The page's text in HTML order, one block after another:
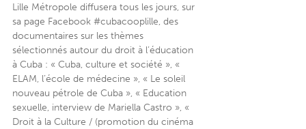
Lille Métropole diffusera tous les jours, sur
sa page Facebook #cubacooplille, des
documentaires sur les thèmes
sélectionnés autour du droit à l’éducation
à Cuba : « Cuba, culture et société », «
ELAM, l’école de médecine », « Le soleil
nouveau pétrole de Cuba », « Education
sexuelle, interview de Mariella Castro », «
Droit à la Culture / (promotion du cinéma